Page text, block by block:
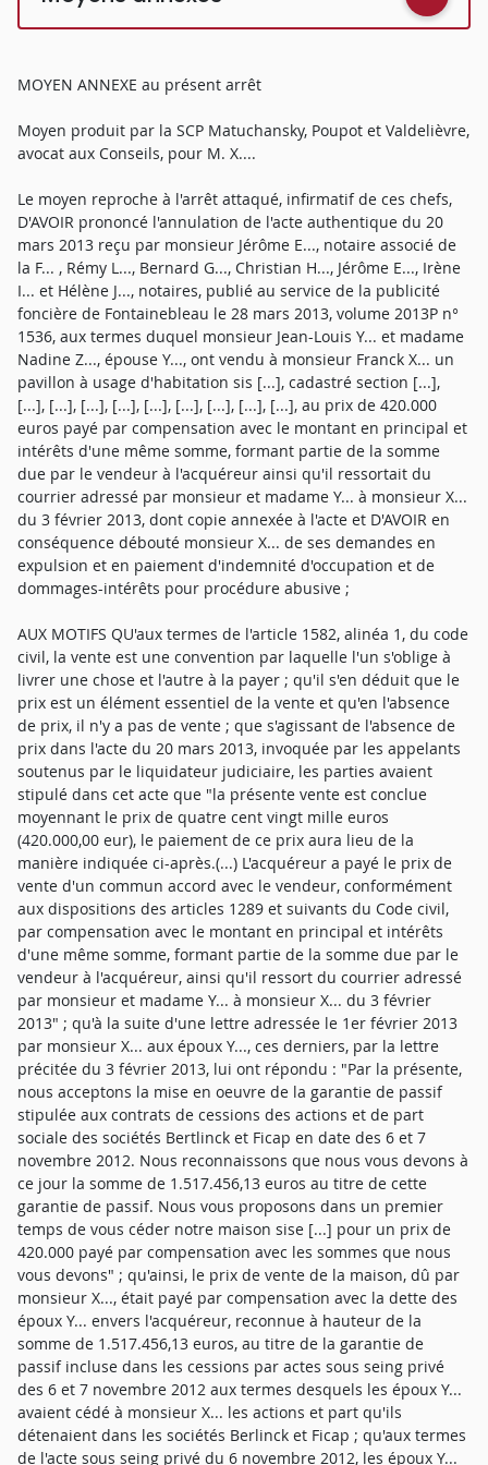
MOYEN ANNEXE au présent arrêt
Moyen produit par la SCP Matuchansky, Poupot et Valdelièvre,
avocat aux Conseils, pour M. X....
Le moyen reproche à l'arrêt attaqué, infirmatif de ces chefs,
D'AVOIR prononcé l'annulation de l'acte authentique du 20
mars 2013 reçu par monsieur Jérôme E..., notaire associé de
la F... , Rémy L..., Bernard G..., Christian H..., Jérôme E..., Irène
I... et Hélène J..., notaires, publié au service de la publicité
foncière de Fontainebleau le 28 mars 2013, volume 2013P n°
1536, aux termes duquel monsieur Jean-Louis Y... et madame
Nadine Z..., épouse Y..., ont vendu à monsieur Franck X... un
pavillon à usage d'habitation sis [...], cadastré section [...],
[...], [...], [...], [...], [...], [...], [...], [...], [...], au prix de 420.000
euros payé par compensation avec le montant en principal et
intérêts d'une même somme, formant partie de la somme
due par le vendeur à l'acquéreur ainsi qu'il ressortait du
courrier adressé par monsieur et madame Y... à monsieur X...
du 3 février 2013, dont copie annexée à l'acte et D'AVOIR en
conséquence débouté monsieur X... de ses demandes en
expulsion et en paiement d'indemnité d'occupation et de
dommages-intérêts pour procédure abusive ;
AUX MOTIFS QU'aux termes de l'article 1582, alinéa 1, du code
civil, la vente est une convention par laquelle l'un s'oblige à
livrer une chose et l'autre à la payer ; qu'il s'en déduit que le
prix est un élément essentiel de la vente et qu'en l'absence
de prix, il n'y a pas de vente ; que s'agissant de l'absence de
prix dans l'acte du 20 mars 2013, invoquée par les appelants
soutenus par le liquidateur judiciaire, les parties avaient
stipulé dans cet acte que "la présente vente est conclue
moyennant le prix de quatre cent vingt mille euros
(420.000,00 eur), le paiement de ce prix aura lieu de la
manière indiquée ci-après.(...) L'acquéreur a payé le prix de
vente d'un commun accord avec le vendeur, conformément
aux dispositions des articles 1289 et suivants du Code civil,
par compensation avec le montant en principal et intérêts
d'une même somme, formant partie de la somme due par le
vendeur à l'acquéreur, ainsi qu'il ressort du courrier adressé
par monsieur et madame Y... à monsieur X... du 3 février
2013" ; qu'à la suite d'une lettre adressée le 1er février 2013
par monsieur X... aux époux Y..., ces derniers, par la lettre
précitée du 3 février 2013, lui ont répondu : "Par la présente,
nous acceptons la mise en oeuvre de la garantie de passif
stipulée aux contrats de cessions des actions et de part
sociale des sociétés Bertlinck et Ficap en date des 6 et 7
novembre 2012. Nous reconnaissons que nous vous devons à
ce jour la somme de 1.517.456,13 euros au titre de cette
garantie de passif. Nous vous proposons dans un premier
temps de vous céder notre maison sise [...] pour un prix de
420.000 payé par compensation avec les sommes que nous
vous devons" ; qu'ainsi, le prix de vente de la maison, dû par
monsieur X..., était payé par compensation avec la dette des
époux Y... envers l'acquéreur, reconnue à hauteur de la
somme de 1.517.456,13 euros, au titre de la garantie de
passif incluse dans les cessions par actes sous seing privé
des 6 et 7 novembre 2012 aux termes desquels les époux Y...
avaient cédé à monsieur X... les actions et part qu'ils
détenaient dans les sociétés Berlinck et Ficap ; qu'aux termes
de l'acte sous seing privé du 6 novembre 2012, les époux Y...